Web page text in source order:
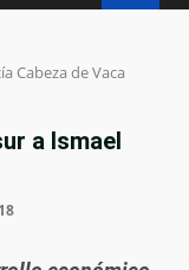
Cabeza de Vaca
a Ismael